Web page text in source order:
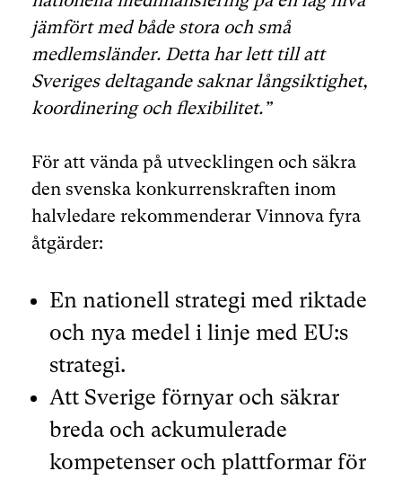
jämfört med både stora och små
medlemsländer. Detta har lett till att
Sveriges deltagande saknar långsiktighet,
koordinering och flexibilitet.”
För att vända på utvecklingen och säkra
den svenska konkurrenskraften inom
halvledare rekommenderar Vinnova fyra
åtgärder:
En nationell strategi med riktade
och nya medel i linje med EU:s
strategi.
Att Sverige förnyar och säkrar
breda och ackumulerade
kompetenser och plattformar för